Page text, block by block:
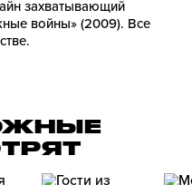
захватывающий
войны» (2009). Все